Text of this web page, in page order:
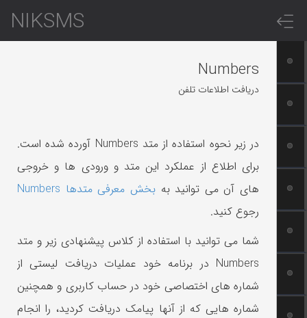
NIKSMS
Numbers
دریافت اطلاعات تلفن
در زیر نحوه استفاده از متد Numbers آورده شده است.
برای اطلاع از عملکرد این متد و ورودی ها و خروجی
های آن می توانید بهبخش معرفی متدها Numbers
رجوع کنید.
شما می توانید با استفاده از کلاس پیشنهادی زیر و متد
Numbers در برنامه خود عملیات دریافت لیستی از
شماره های اختصاصی خود در حساب کاربری و همچنین
شماره هایی که از آنها پیامک دریافت کردید، را انجام